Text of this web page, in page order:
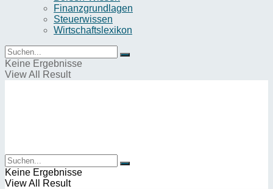
Finanzgrundlagen
Steuerwissen
Wirtschaftslexikon
Keine Ergebnisse
View All Result
Keine Ergebnisse
View All Result